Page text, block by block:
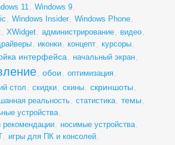
11, Windows 9,
, Windows Insider, Windows Phone,
, XWidget, администрирование, видео,
, иконки, концепт, курсоры,
интерфейса, начальный экран,
, обои , оптимизация,
стол , скидки, скины, скриншоты ,
реальность, статистика, темы ,
устройства,
рекомендации, носимые устройства,
, игры для ПК и консолей,